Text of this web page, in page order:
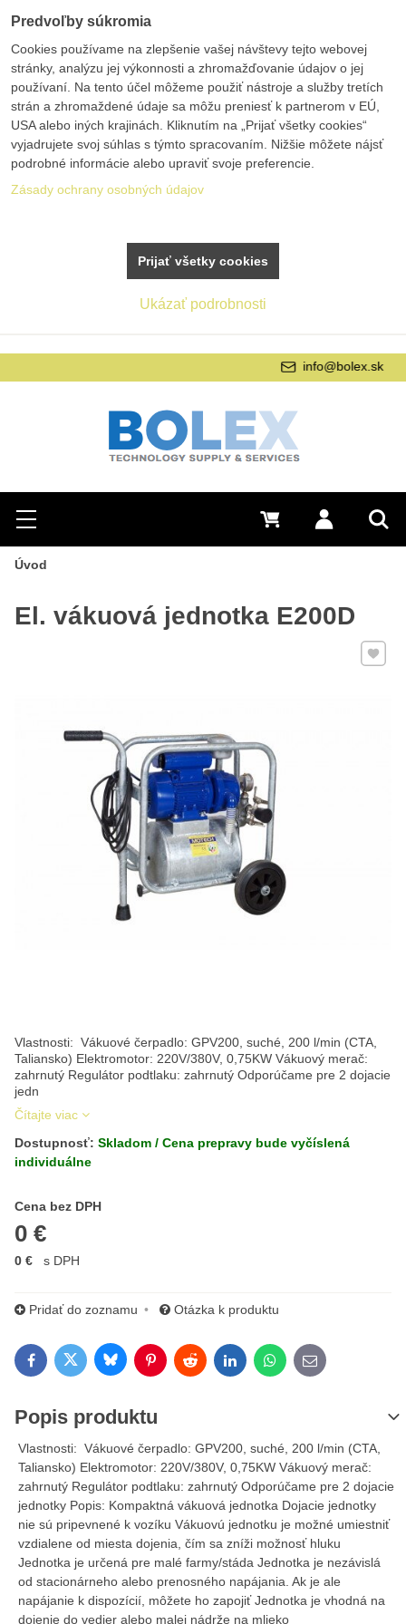
Hľadať
Menu Prihlásiť sa
0 €
Úvod
El. vákuová jednotka E200D
Vlastnosti: Vákuové čerpadlo: GPV200, suché, 200 l/min (CTA,
Taliansko) Elektromotor: 220V/380V, 0,75KW Vákuový merač:
zahrnutý Regulátor podtlaku: zahrnutý Odporúčame pre 2 dojacie
jedn
Čítajte viac
Pridať
Dostupnosť: Skladom / Cena prepravy bude vyčíslená
individuálne
Cena bez DPH
0 €
Cena s DPH
0 € s DPH
Pridať do zoznamu Otázka k produktu
FacebookTwitterBlueskyPinterestRedditLinkedInWhatsApp
E-mail
Popis produktu
Vlastnosti: Vákuové čerpadlo: GPV200, suché, 200 l/min (CTA,
Taliansko) Elektromotor: 220V/380V, 0,75KW Vákuový merač:
zahrnutý Regulátor podtlaku: zahrnutý Odporúčame pre 2 dojacie
jednotky Popis: Kompaktná vákuová jednotka Dojacie jednotky
nie sú pripevnené k vozíku Vákuovú jednotku je možné umiestniť
vzdialene od miesta dojenia, čím sa zníži možnosť hluku
Jednotka je určená pre malé farmy/stáda Jednotka je nezávislá
od stacionárneho alebo prenosného napájania. Ak je ale
napájanie k dispozícií, môžete ho zapojiť Jednotka je vhodná na
dojenie do vedier alebo malej nádrže na mlieko
Predvoľby súkromia
Cookies používame na zlepšenie vašej návštevy tejto webovej
stránky, analýzu jej výkonnosti a zhromažďovanie údajov o jej
používaní. Na tento účel môžeme použiť nástroje a služby tretích
strán a zhromaždené údaje sa môžu preniesť k partnerom v EÚ,
USA alebo iných krajinách. Kliknutím na „Prijať všetky cookies“
vyjadrujete svoj súhlas s týmto spracovaním. Nižšie môžete nájsť
podrobné informácie alebo upraviť svoje preferencie.
Zásady ochrany osobných údajov
Ukázať podrobnosti
Prijať všetky cookies